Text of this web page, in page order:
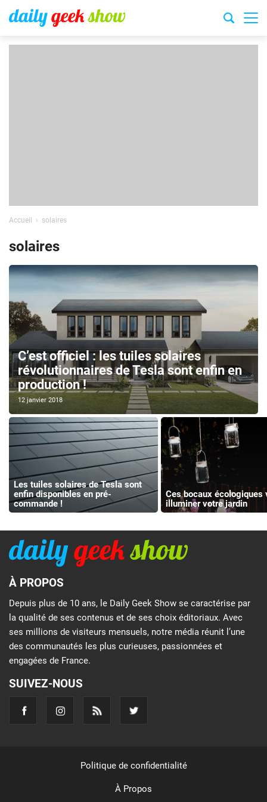
Accueil solaires
solaires
C’est officiel : les tuiles solaires
révolutionnaires de Tesla sont enfin en
production !
12 janvier 2018
Les tuiles solaires de Tesla sont
enfin disponibles en pré-
commande !
Ces bocaux écologiques
illuminer votre jardin
À PROPOS
Depuis plus de 10 ans, le Daily Geek Show se caractérise par
la qualité de ses contenus et de ses choix éditoriaux. Avec
ses millions de visiteurs mensuels, notre média réunit l’une
des communautés les plus curieuses, passionnées et
engagées de France.
SUIVEZ-NOUS
Politique de confidentialité
À Propos